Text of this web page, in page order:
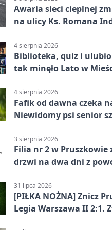
Awaria sieci cieplnej
na ulicy Ks. Romana
4 sierpnia 2026
Biblioteka, quiz i
tak minęło Lato w
4 sierpnia 2026
Fafik od dawna czeka
Niewidomy psi senior
3 sierpnia 2026
Filia nr 2 w Pruszkowie
drzwi na dwa dni z
31 lipca 2026
[PIŁKA NOŻNA] Znicz
Legia Warszawa II 2:1.